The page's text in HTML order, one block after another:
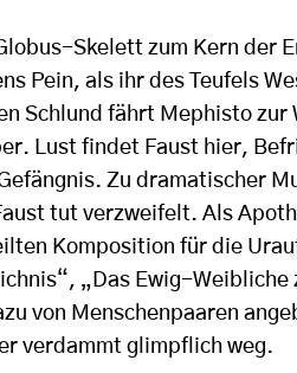
Skelett zum Kern der
Pein, als ihr des Teufels
Schlund fährt Mephisto zur
Lust findet Faust hier,
Zu dramatischer
tut verzweifelt. Als
Komposition für die
„Das Ewig-Weibliche
von Menschenpaaren
verdammt glimpflich weg.